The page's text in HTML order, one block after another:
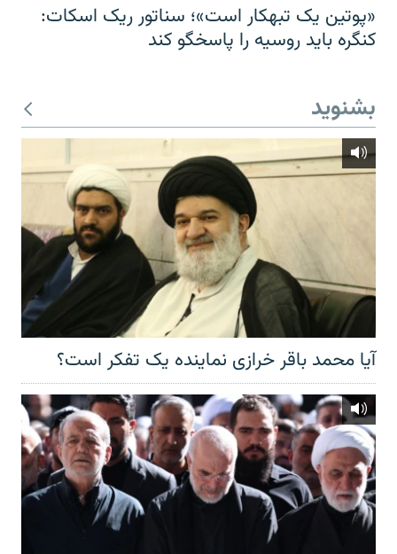
«پوتین یک تبهکار است»؛ سناتور ریک اسکات:
کنگره باید روسیه را پاسخگو کند
بشنوید
آیا محمد باقر خرازی نماینده یک تفکر است؟